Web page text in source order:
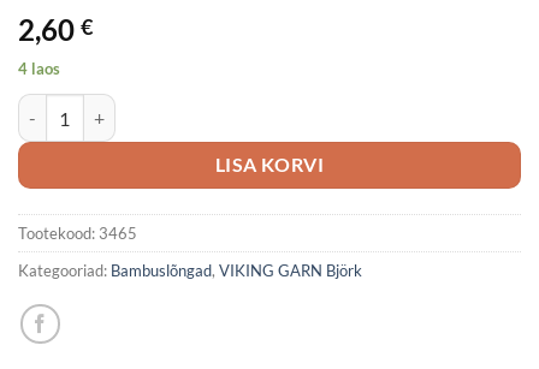
2,60 €
4 laos
Björk 524 hele teksa kogus
LISA KORVI
Tootekood: 3465
Kategooriad: Bambuslõngad, VIKING GARN Björk